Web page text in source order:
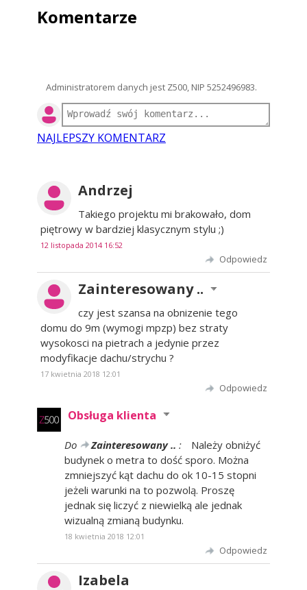
Komentarze
Administratorem danych jest Z500, NIP 5252496983.
NAJLEPSZY KOMENTARZ
Andrzej
Takiego projektu mi brakowało, dom
piętrowy w bardziej klasycznym stylu ;)
12 listopada 2014 16:52
Odpowiedz
Zainteresowany ..
czy jest szansa na obnizenie tego
domu do 9m (wymogi mpzp) bez straty
wysokosci na pietrach a jedynie przez
modyfikacje dachu/strychu ?
17 kwietnia 2018 12:01
Odpowiedz
Obsługa klienta
Do Zainteresowany .. :
Należy obniżyć
budynek o metra to dość sporo. Można
zmniejszyć kąt dachu do ok 10-15 stopni
jeżeli warunki na to pozwolą. Proszę
jednak się liczyć z niewielką ale jednak
wizualną zmianą budynku.
18 kwietnia 2018 12:01
Odpowiedz
Izabela